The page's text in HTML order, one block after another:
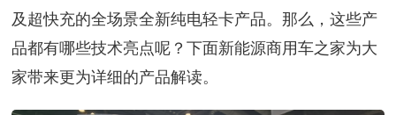
及超快充的全场景全新纯电轻卡产品。那么，这些产
品都有哪些技术亮点呢？下面新能源商用车之家为大
家带来更为详细的产品解读。